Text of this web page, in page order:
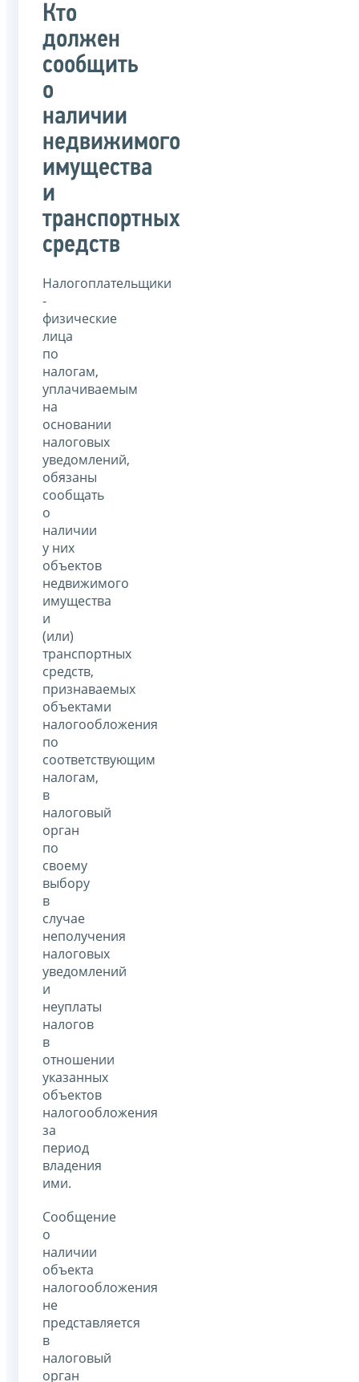
Кто
должен
сообщить
о
наличии
недвижимого
имущества
и
транспортных
средств
Налогоплательщики
-
физические
лица
по
налогам,
уплачиваемым
на
основании
налоговых
уведомлений,
обязаны
сообщать
о
наличии
у них
объектов
недвижимого
имущества
и
(или)
транспортных
средств,
признаваемых
объектами
налогообложения
по
соответствующим
налогам,
в
налоговый
орган
по
своему
выбору
в
случае
неполучения
налоговых
уведомлений
и
неуплаты
налогов
в
отношении
указанных
объектов
налогообложения
за
период
владения
ими.
Сообщение
о
наличии
объекта
налогообложения
не
представляется
в
налоговый
орган